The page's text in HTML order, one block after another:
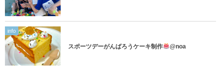
info
スポーツデーがんばろうケーキ制作 @noa